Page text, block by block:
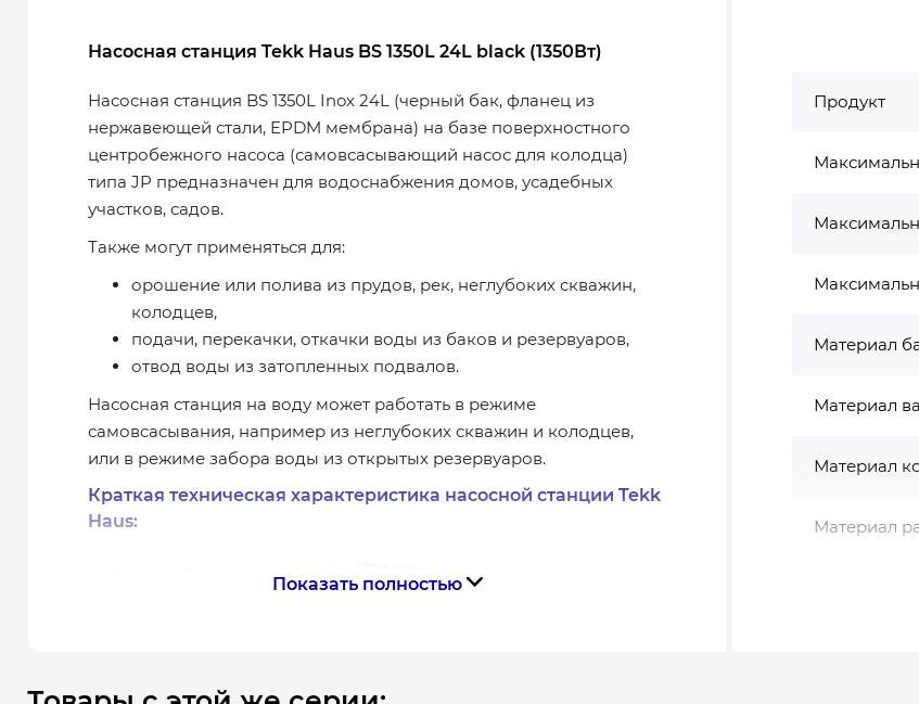
Насосная станция Tekk Haus BS 1350L 24L black (1350Вт)
Насосная станция BS 1350L Inox 24L (черный бак, фланец из
нержавеющей стали, EPDM мембрана) на базе поверхностного
центробежного насоса (самовсасывающий насос для колодца)
типа JP предназначен для водоснабжения домов, усадебных
участков, садов.
Также могут применяться для:
орошение или полива из прудов, рек, неглубоких скважин,
колодцев,
подачи, перекачки, откачки воды из баков и резервуаров,
отвод воды из затопленных подвалов.
Насосная станция на воду может работать в режиме
самовсасывания, например из неглубоких скважин и колодцев,
или в режиме забора воды из открытых резервуаров.
Краткая техническая характеристика насосной станции Tekk
Haus:
Показать полностью
Продукт
Материал
Материал
Материал
Материал